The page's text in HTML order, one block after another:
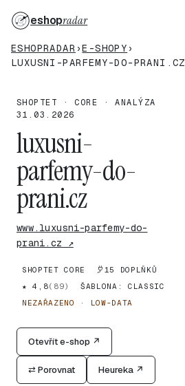
eshopradar
ESHOPRADAR ›E-SHOPY ›
LUXUSNI-PARFEMY-DO-PRANI.CZ
SHOPTET · CORE · ANALÝZA
31.03.2026
luxusni-
parfemy-do-
prani.cz
www.luxusni-parfemy-do-
prani.cz ↗
SHOPTET CORE
15 DOPLŇKŮ
★ 4,8(89)
ŠABLONA: CLASSIC
NEZAŘAZENO · LOW-DATA
Otevřít e-shop ↗
⇄ Porovnat Heureka ↗